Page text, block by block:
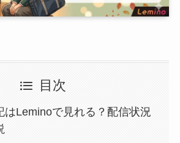
目次
はLeminoで見れる？配信状況